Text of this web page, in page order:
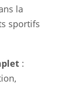
la
sportifs
: